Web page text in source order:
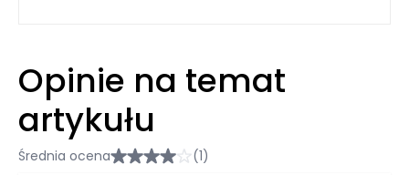
Opinie na temat
artykułu
Średnia ocena (1)